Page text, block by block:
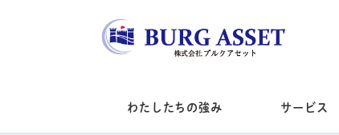
わたしたちの強み サービス